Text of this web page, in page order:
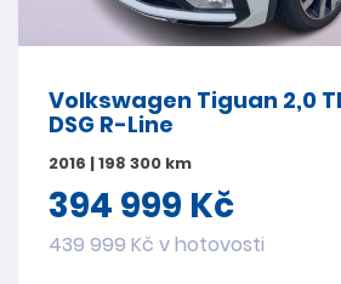
Volkswagen Tiguan 2,0
DSG R-Line
2016 | 198 300 km
394 999 Kč
439 999 Kč v hotovosti